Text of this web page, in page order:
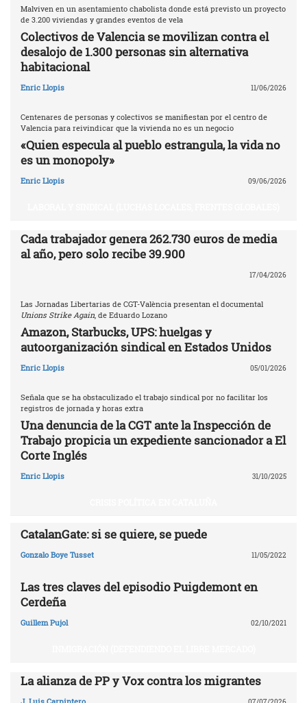
Malviven en un asentamiento chabolista donde está previsto un proyecto
de 3.200 viviendas y grandes eventos de vela
Colectivos de Valencia se movilizan contra el
desalojo de 1.300 personas sin alternativa
habitacional
Enric Llopis 11/06/2026
Centenares de personas y colectivos se manifiestan por el centro de
Valencia para reivindicar que la vivienda no es un negocio
«Quien especula al pueblo estrangula, la vida no
es un monopoly»
Enric Llopis 09/06/2026
Cada trabajador genera 262.730 euros de media
al año, pero solo recibe 39.900
17/04/2026
Las Jornadas Libertarias de CGT-València presentan el documental
Unions Strike Again, de Eduardo Lozano
Amazon, Starbucks, UPS: huelgas y
autoorganización sindical en Estados Unidos
Enric Llopis 05/01/2026
Señala que se ha obstaculizado el trabajo sindical por no facilitar los
registros de jornada y horas extra
Una denuncia de la CGT ante la Inspección de
Trabajo propicia un expediente sancionador a El
Corte Inglés
Enric Llopis 31/10/2025
CatalanGate: si se quiere, se puede
Gonzalo Boye Tusset 11/05/2022
Las tres claves del episodio Puigdemont en
Cerdeña
Guillem Pujol 02/10/2021
La alianza de PP y Vox contra los migrantes
J. Luis Carpintero